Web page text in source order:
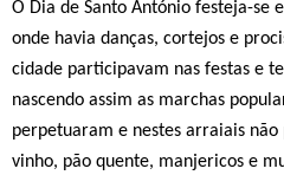
O Dia de Santo António festeja-se
onde havia danças, cortejos e
cidade participavam nas festas e
nascendo assim as marchas
perpetuaram e nestes arraiais
vinho, pão quente, manjericos e